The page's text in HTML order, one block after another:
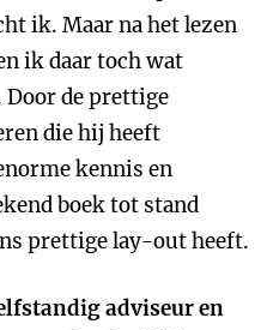
ik. Maar na het lezen
ik daar toch wat
Door de prettige
die hij heeft
kennis en
boek tot stand
prettige lay-out heeft.
adviseur en